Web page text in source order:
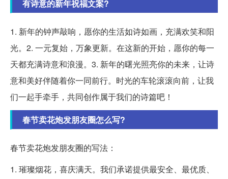
有诗意的新年祝福文案?
1. 新年的钟声敲响，愿你的生活如诗如画，充满欢笑和阳
光。2. 一元复始，万象更新。在这新的开始，愿你的每一
天都充满诗意和浪漫。3. 新年的曙光照亮你的未来，让诗
意和美好伴随着你一同前行。时光的车轮滚滚向前，让我
们一起手牵手，共同创作属于我们的诗篇吧！
春节卖花炮发朋友圈怎么写?
春节卖花炮发朋友圈的写法：
1. 璀璨烟花，喜庆满天。我们承诺提供最安全、最优质、